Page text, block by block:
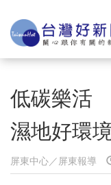
低碳樂活
濕地好環
屏東中心／屏東報導